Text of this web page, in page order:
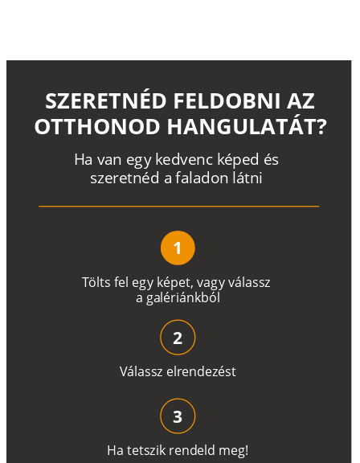
Tölts fel egy képet, vagyválassz
a galériánkból
Ha van egy kedvenc képed és
szeretnéd a faladon látni
SZERETNÉD FELDOBNI AZ
OTTHONOD HANGULATÁT?
1
Válassz elrendezést
2
Ha tetszik rendeld meg!
3